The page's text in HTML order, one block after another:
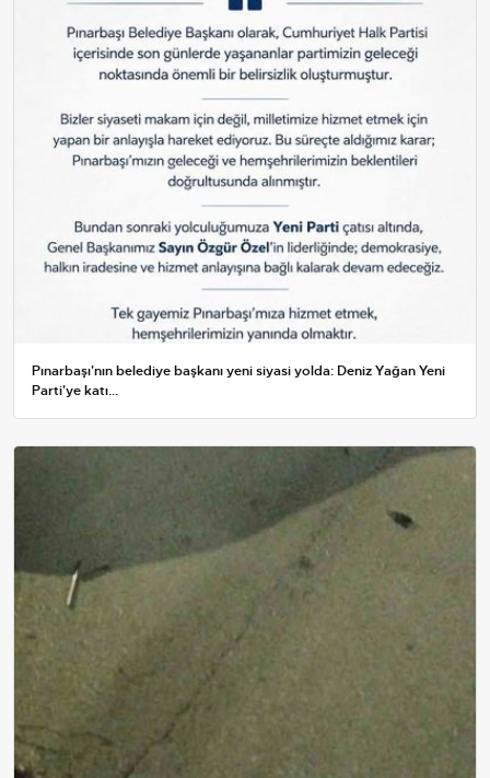
Pınarbaşı'nın belediye başkanı yeni siyasi yolda: Deniz Yağan Yeni
Parti'ye katı...